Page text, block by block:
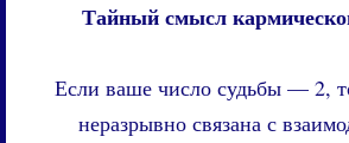
Тайный смысл
Если ваше число судьбы — 2,
неразрывно связана с